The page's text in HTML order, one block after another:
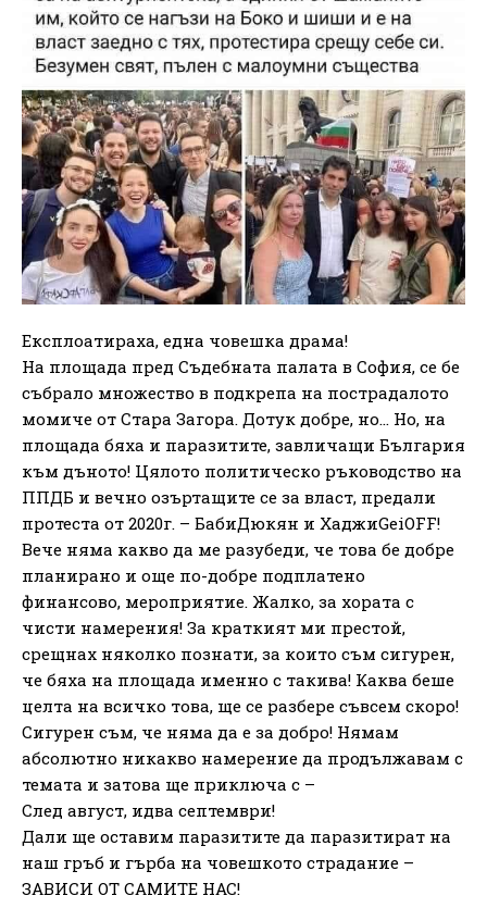
Експлоатираха, една човешка драма!
На площада пред Съдебната палата в София, се бе
събрало множество в подкрепа на пострадалото
момиче от Стара Загора. Дотук добре, но… Но, на
площада бяха и паразитите, завличащи България
към дъното! Цялото политическо ръководство на
ППДБ и вечно озъртащите се за власт, предали
протеста от 2020г. – БабиДюкян и ХаджиGeiOFF!
Вече няма какво да ме разубеди, че това бе добре
планирано и още по-добре подплатено
финансово, мероприятие. Жалко, за хората с
чисти намерения! За краткият ми престой,
срещнах няколко познати, за които съм сигурен,
че бяха на площада именно с такива! Каква беше
целта на всичко това, ще се разбере съвсем скоро!
Сигурен съм, че няма да е за добро! Нямам
абсолютно никакво намерение да продължавам с
темата и затова ще приключа с –
След август, идва септември!
Дали ще оставим паразитите да паразитират на
наш гръб и гърба на човешкото страдание –
ЗАВИСИ ОТ САМИТЕ НАС!